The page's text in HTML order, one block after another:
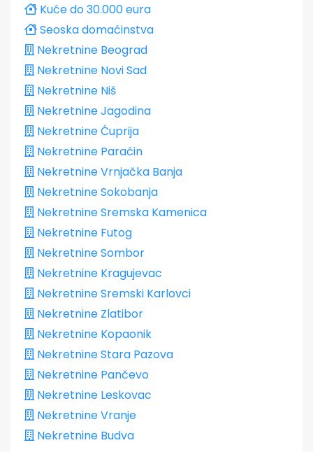
Kuće do 30.000 eura
Seoska domaćinstva
Nekretnine Beograd
Nekretnine Novi Sad
Nekretnine Niš
Nekretnine Jagodina
Nekretnine Ćuprija
Nekretnine Paraćin
Nekretnine Vrnjačka Banja
Nekretnine Sokobanja
Nekretnine Sremska Kamenica
Nekretnine Futog
Nekretnine Sombor
Nekretnine Kragujevac
Nekretnine Sremski Karlovci
Nekretnine Zlatibor
Nekretnine Kopaonik
Nekretnine Stara Pazova
Nekretnine Pančevo
Nekretnine Leskovac
Nekretnine Vranje
Nekretnine Budva